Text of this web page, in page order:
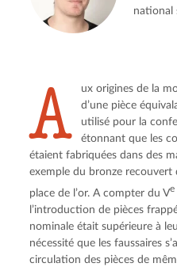
national
A
ux origines de la
d’une pièce
utilisé pour la
étonnant que les
étaient fabriquées dans des
exemple du bronze recouvert
place de l’or. A compter du Ve
l’introduction de pièces
nominale était supérieure à
nécessité que les faussaires
circulation des pièces de